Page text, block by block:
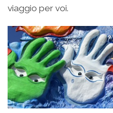
viaggio per voi.